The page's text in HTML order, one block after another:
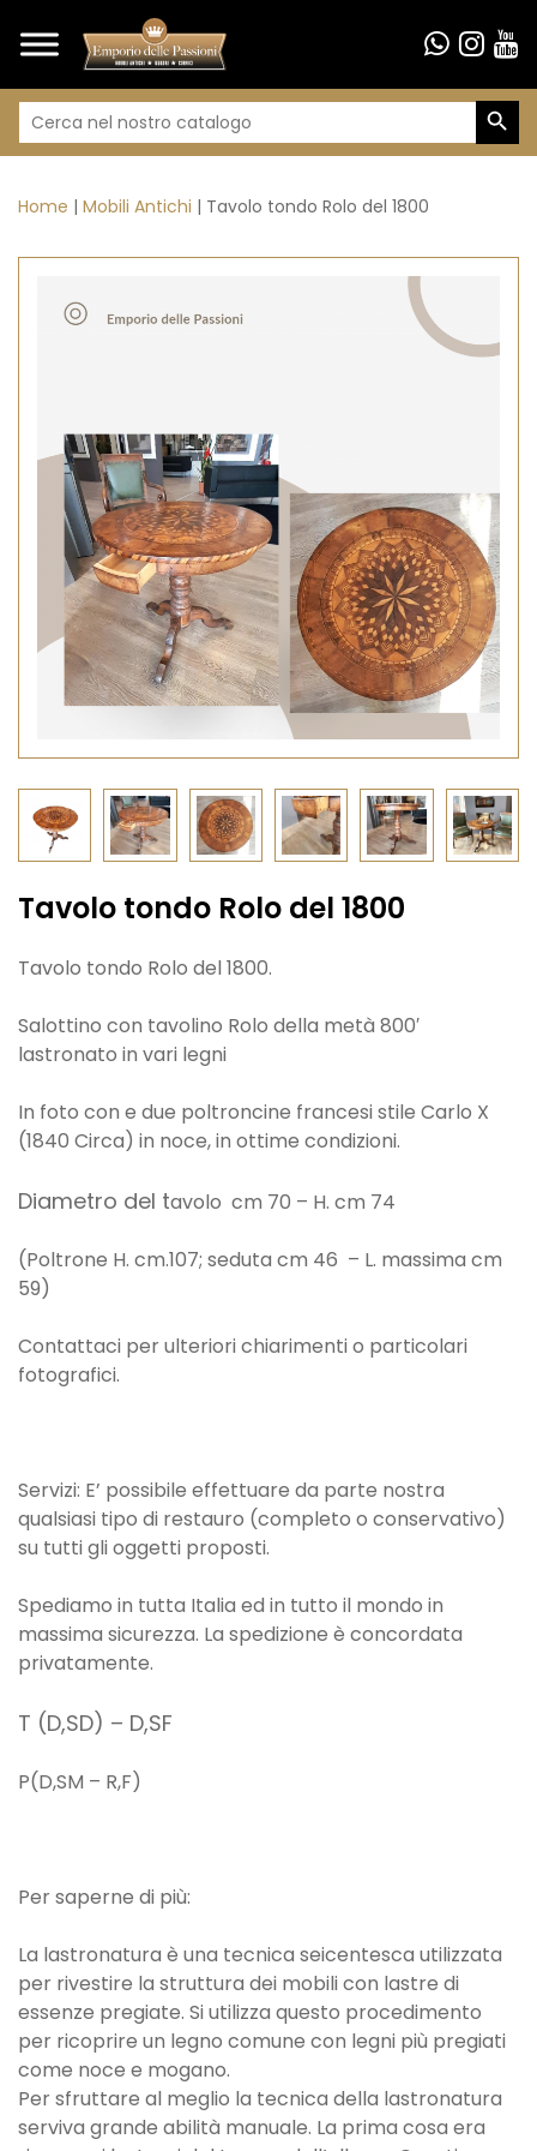
Search
for:
Search Button
Home Mobili Antichi Tavolo tondo Rolo del 1800
Tavolo tondo Rolo del 1800
Tavolo tondo Rolo del 1800.
Salottino con tavolino Rolo della metà 800′
lastronato in vari legni
In foto con e due poltroncine francesi stile Carlo X
(1840 Circa) in noce, in ottime condizioni.
Diametro del tavolo cm 70 – H. cm 74
(Poltrone H. cm.107; seduta cm 46 – L. massima cm
59)
Contattaci per ulteriori chiarimenti o particolari
fotografici.
Servizi: E’ possibile effettuare da parte nostra
qualsiasi tipo di restauro (completo o conservativo)
su tutti gli oggetti proposti.
Spediamo in tutta Italia ed in tutto il mondo in
massima sicurezza. La spedizione è concordata
privatamente.
T (D,SD) – D,SF
P(D,SM – R,F)
Per saperne di più:
La lastronatura è una tecnica seicentesca utilizzata
per rivestire la struttura dei mobili con lastre di
essenze pregiate. Si utilizza questo procedimento
per ricoprire un legno comune con legni più pregiati
come noce e mogano.
Per sfruttare al meglio la tecnica della lastronatura
serviva grande abilità manuale. La prima cosa era